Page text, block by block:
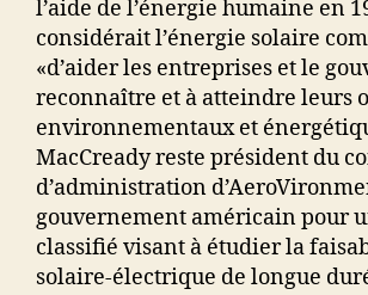
l’aide de l’énergie humaine en
considérait l’énergie solaire
«d’aider les entreprises et le
reconnaître et à atteindre leurs
environnementaux et
MacCready reste président du
d’administration
gouvernement américain pour
classifié visant à étudier la
solaire-électrique de longue